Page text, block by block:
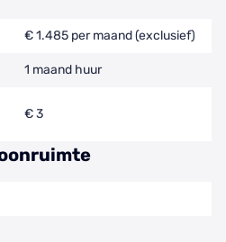
€ 1.485 per maand (exclusief)
1 maand huur
€ 3